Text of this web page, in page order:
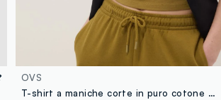
OVS
T-shirt a maniche corte in puro cotone verde regular fit